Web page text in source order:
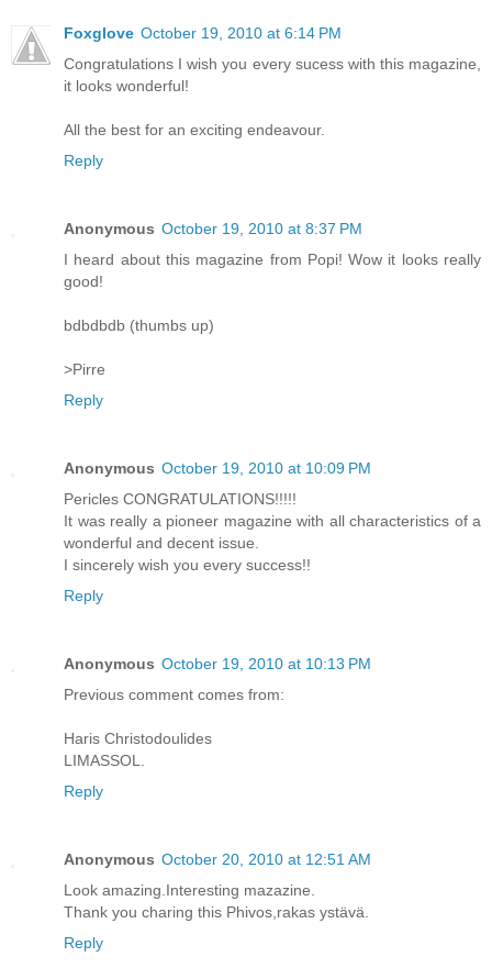
Foxglove October 19, 2010 at 6:14 PM
Congratulations I wish you every sucess with this magazine,
it looks wonderful!
All the best for an exciting endeavour.
Reply
Anonymous October 19, 2010 at 8:37 PM
I heard about this magazine from Popi! Wow it looks really
good!
bdbdbdb (thumbs up)
>Pirre
Reply
Anonymous October 19, 2010 at 10:09 PM
Pericles CONGRATULATIONS!!!!!
It was really a pioneer magazine with all characteristics of a
wonderful and decent issue.
I sincerely wish you every success!!
Reply
Anonymous October 19, 2010 at 10:13 PM
Previous comment comes from:
Haris Christodoulides
LIMASSOL.
Reply
Anonymous October 20, 2010 at 12:51 AM
Look amazing.Interesting mazazine.
Thank you charing this Phivos,rakas ystävä.
Reply